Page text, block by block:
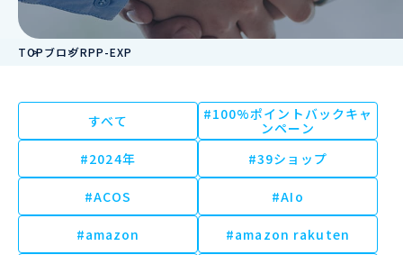
TOPブログRPP-EXP
すべて
#100%ポイントバックキャ
ンペーン
#2024年
#39ショップ
#ACOS #AIo
#amazon #amazon rakuten